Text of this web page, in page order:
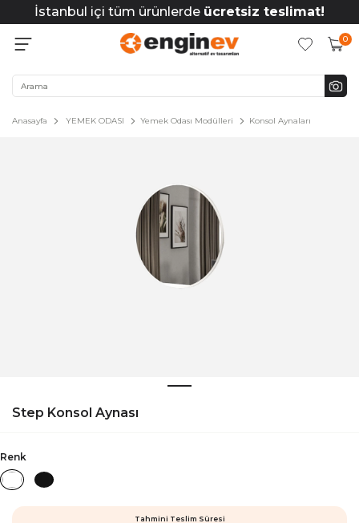
İstanbul içi tüm ürünlerde ücretsiz teslimat!
0
Anasayfa YEMEK ODASI Yemek Odası Modülleri Konsol Aynaları
Step Konsol Aynası
Renk
Tahmini Teslim Süresi